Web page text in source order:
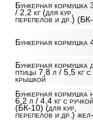
Бункерная кормушка
/ 2,2 кг (для кур,
перепелов и др.)
Бункерная кормушка
Бункерная кормушка
птицы 7,8 л / 5,5 кг с
крышкой
Бункерная кормушка
6,2 л / 4,4 кг с ручкой
(БК-10) (для кур,
перепелов и др.)